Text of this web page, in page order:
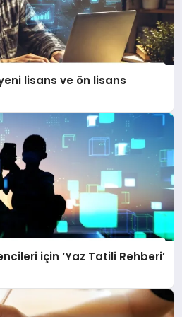
lisans ve ön lisans
için ‘Yaz Tatili Rehberi’